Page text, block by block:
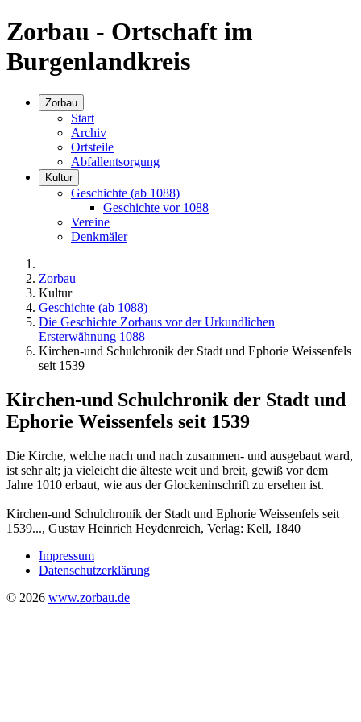
Zorbau - Ortschaft im
Burgenlandkreis
Zorbau
Start
Archiv
Ortsteile
Abfallentsorgung
Kultur
Geschichte (ab 1088)
Geschichte vor 1088
Vereine
Denkmäler
Zorbau
Kultur
Geschichte (ab 1088)
Die Geschichte Zorbaus vor der Urkundlichen
Ersterwähnung 1088
Kirchen-und Schulchronik der Stadt und Ephorie Weissenfels
seit 1539
Kirchen-und Schulchronik der Stadt und
Ephorie Weissenfels seit 1539
Die Kirche, welche nach und nach zusammen- und ausgebaut ward,
ist sehr alt; ja vieleicht die älteste weit und breit, gewiß vor dem
Jahre 1010 erbaut, wie aus der Glockeninschrift zu ersehen ist.
Kirchen-und Schulchronik der Stadt und Ephorie Weissenfels seit
1539..., Gustav Heinrich Heydenreich, Verlag: Kell, 1840
Impressum
Datenschutzerklärung
© 2026 www.zorbau.de